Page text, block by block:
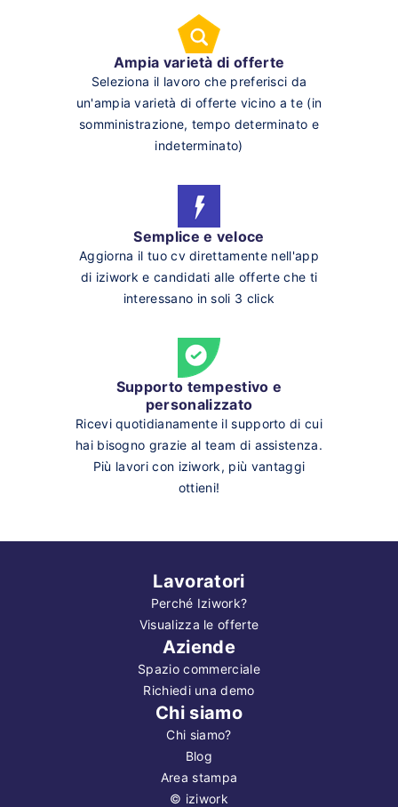
Ampia varietà di offerte
Seleziona il lavoro che preferisci da
un'ampia varietà di offerte vicino a te (in
somministrazione, tempo determinato e
indeterminato)
Semplice e veloce
Aggiorna il tuo cv direttamente nell'app
di iziwork e candidati alle offerte che ti
interessano in soli 3 click
Supporto tempestivo e
personalizzato
Ricevi quotidianamente il supporto di cui
hai bisogno grazie al team di assistenza.
Più lavori con iziwork, più vantaggi
ottieni!
Lavoratori
Perché Iziwork?
Visualizza le offerte
Aziende
Spazio commerciale
Richiedi una demo
Chi siamo
Chi siamo?
Blog
Area stampa
© iziwork